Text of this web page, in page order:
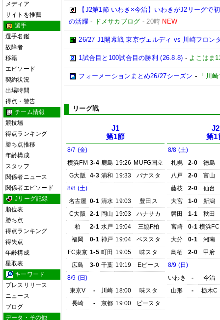
メディア
サイトを推薦
選手
選手名鑑
故障者
移籍
エピソード
契約状況
出場時間
得点・警告
チーム情報
競技場
得点ランキング
勝ち点推移
年齢構成
スタッフ
関係者ニュース
関係者エピソード
Jリーグ記録
順位表
勝ち点
得点ランキング
得失点
年齢構成
星取表
キーワード
プレスリリース
ニュース
ブログ
データ・その他
【J2第1節 いわき×今治】いわきがJ2リーグで
の活躍- ドメサカブログ -20時 NEW
26/27 J1開幕戦 東京ヴェルディ vs 川崎フロン
1試合目と100試合目の勝利 (26.8.8) - よこはま
フォーメーションまとめ26/27シーズン - 「川
リーグ戦
J1
第1節
8/7 (金)
横浜FM 3-4 鹿島 19:26 MUFG国立
G大阪
4-3 浦和 19:33
パナスタ
8/8 (土)
名古屋 0-1 清水 19:03
豊田ス
C大阪
2-1 岡山 19:03
ハナサカ
柏
2-1 水戸 19:04
三協F柏
福岡
0-1 神戸 19:04
ベススタ
FC東京 1-5 町田 19:05
味スタ
広島
3-0 千葉 19:19
Eピース
8/9 (日)
東京V
- 川崎 18:00
味スタ
長崎
- 京都 19:00 ピースタ
J2
第1
8/8 (土)
札幌
2-0
徳島
八戸
2-0
富山
藤枝
2-0
仙台
大宮
1-0
新潟
磐田
1-1
秋田
宮崎
0-1 横浜FC
大分
0-1
湘南
鳥栖
2-0
甲府
8/9 (日)
いわき
-
今治
山形
- 栃木C